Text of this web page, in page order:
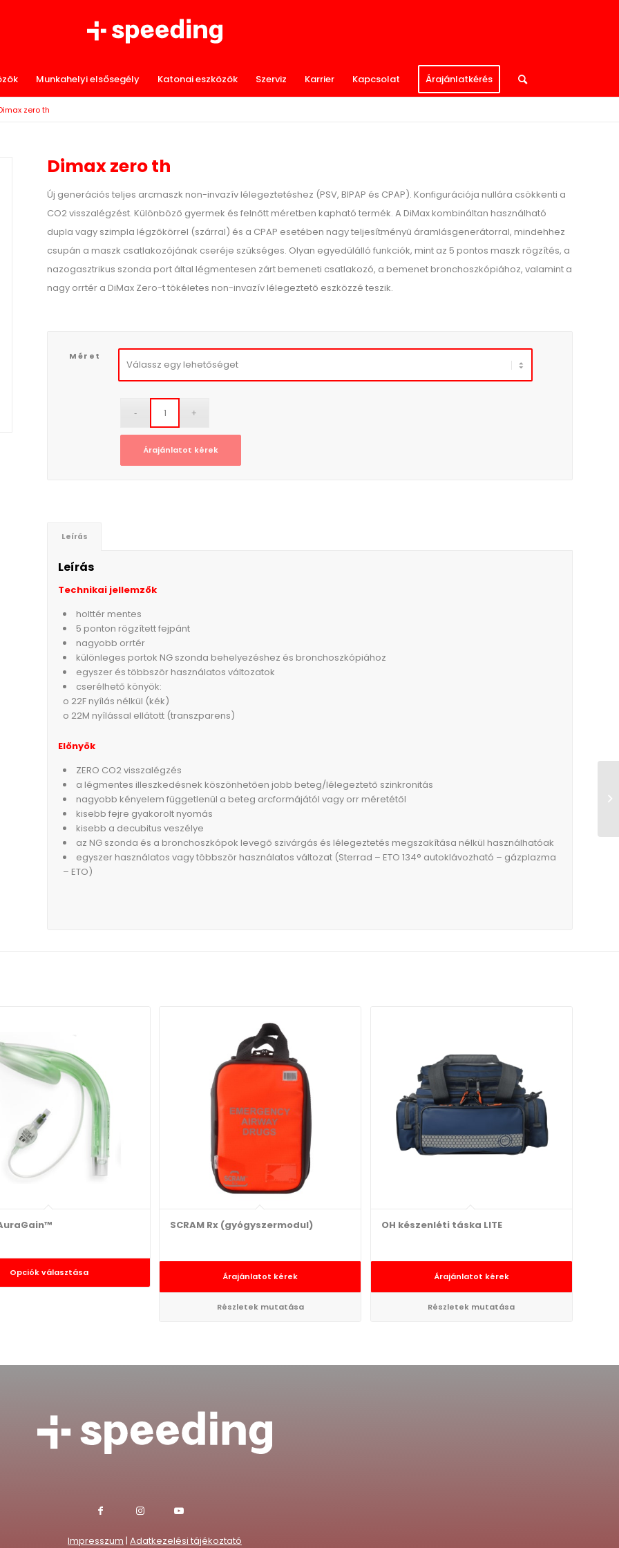
Munkahelyi elsősegély Katonai eszközök Szerviz Karrier Kapcsolat Árajánlatkérés
zero th
Dimax zero th
Új generációs teljes arcmaszk non-invazív lélegeztetéshez (PSV, BIPAP és CPAP). Konfigurációja nullára csökkenti a
CO2 visszalégzést. Különböző gyermek és felnőtt méretben kapható termék. A DiMax kombináltan használható
dupla vagy szimpla légzőkörrel (szárral) és a CPAP esetében nagy teljesítményű áramlásgenerátorral, mindehhez
csupán a maszk csatlakozójának cseréje szükséges. Olyan egyedülálló funkciók, mint az 5 pontos maszk rögzítés, a
nazogasztrikus szonda port által légmentesen zárt bemeneti csatlakozó, a bemenet bronchoszkópiához, valamint a
nagy orrtér a DiMax Zero-t tökéletes non-invazív lélegeztető eszközzé teszik.
Méret
Árajánlatot kérek
Leírás
Leírás
Technikai jellemzők
holttér mentes
5 ponton rögzített fejpánt
nagyobb orrtér
különleges portok NG szonda behelyezéshez és bronchoszkópiához
egyszer és többször használatos változatok
cserélhető könyök:
o 22F nyílás nélkül (kék)
o 22M nyílással ellátott (transzparens)
Előnyök
ZERO CO2 visszalégzés
a légmentes illeszkedésnek köszönhetően jobb beteg/lélegeztető szinkronitás
nagyobb kényelem függetlenül a beteg arcformájától vagy orr méretétől
kisebb fejre gyakorolt nyomás
kisebb a decubitus veszélye
az NG szonda és a bronchoszkópok levegő szivárgás és lélegeztetés megszakítása nélkül használhatóak
egyszer használatos vagy többször használatos változat (Sterrad – ETO 134° autoklávozható – gázplazma
– ETO)
Opciók választása
SCRAM Rx (gyógyszermodul)
Árajánlatot kérek
Részletek mutatása
OH készenléti táska LITE
Árajánlatot kérek
Részletek mutatása
Impresszum | Adatkezelési tájékoztató